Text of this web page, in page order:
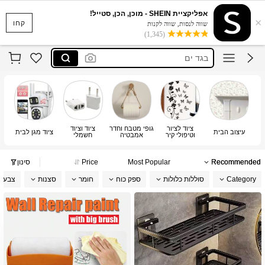
קחו ×
אפליקציית SHEIN - מוכן, הכן, סטייל!
שווה לנסות, שווה לקנות
(1,345)
סקוישים
anewsta שמלות
בגד ים
חצאיות
סקוישים
anewsta שמלות
עיצוב הבית
ציוד לציור
וטיפולי קיר
גופי מטבח וחדר
אמבטיה
ציוד וציוד
חשמלי
ציוד מגן לבית
Recommended
Most Popular
Price סינון
Category סוללות כלולות ספק כוח חומר סצנות צבע